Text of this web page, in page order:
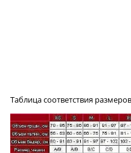
Таблица соответствия